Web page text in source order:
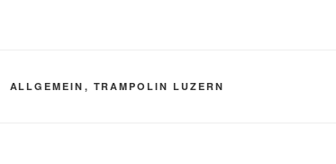
KATEGORIEN
ALLGEMEIN , TRAMPOLIN LUZERN